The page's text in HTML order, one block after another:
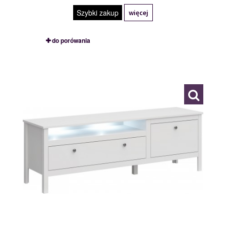
Szybki zakup więcej
do porówania